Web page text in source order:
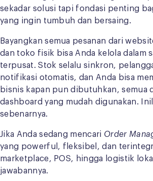
sekadar solusi tapi fondasi penting
yang ingin tumbuh dan bersaing.
Bayangkan semua pesanan dari
dan toko fisik bisa Anda kelola dalam
terpusat. Stok selalu sinkron,
notifikasi otomatis, dan Anda bisa
bisnis kapan pun dibutuhkan, semua
dashboard yang mudah digunakan.
sebenarnya.
Jika Anda sedang mencari Order
yang powerful, fleksibel, dan
marketplace, POS, hingga logistik
jawabannya.